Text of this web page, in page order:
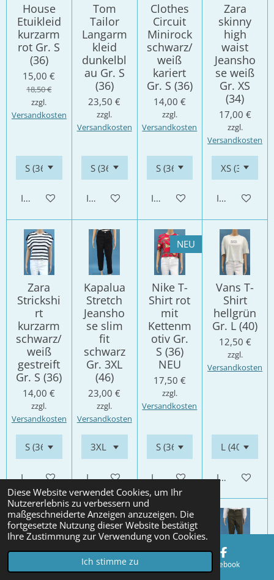
Diese Website verwendet Cookies, um Ihr
Nutzererlebnis zu verbessern und
maßgeschneiderte Anzeigen anzuzeigen. Die
fortgesetzte Nutzung dieser Website bestätigt
Ihre Zustimmung zur Verwendung von Cookies.
Ich stimme zu
House
Etuikleid
kurzarm
rot Gr. S
(36)
15,00 €
18,50 €
zzgl.
Versandkosten
In den Warenkorb
Tom
Tailor
Langarm
kleid
dunkelbl
au Gr. S
(36)
23,50 €
zzgl.
Versandkosten
In den Warenkorb
Clothes
Circuit
Minirock
schwarz/
weiß
kariert
Gr. S (36)
14,00 €
zzgl.
Versandkosten
In den Warenkorb
Zara
skinny
high
waist
Jeansho
se weiß
Gr. XS
(34)
17,00 €
zzgl.
Versandkosten
In den
Zara
Strickshi
rt
kurzarm
schwarz/
weiß
gestreift
Gr. S (36)
14,00 €
zzgl.
Versandkosten
In den Warenkorb
Kapalua
Stretch
Jeansho
se slim
fit
schwarz
Gr. 3XL
(46)
23,00 €
zzgl.
Versandkosten
In den Warenkorb
NEU
Nike T-
Shirt rot
mit
Kettenm
otiv Gr.
S (36)
NEU
17,50 €
zzgl.
Versandkosten
In den Warenkorb
Vans T-
Shirt
hellgrün
Gr. L (40)
12,50 €
zzgl.
Versandkosten
In den
NEU
Esprit
Sale!
Adagio
Karte Facebook